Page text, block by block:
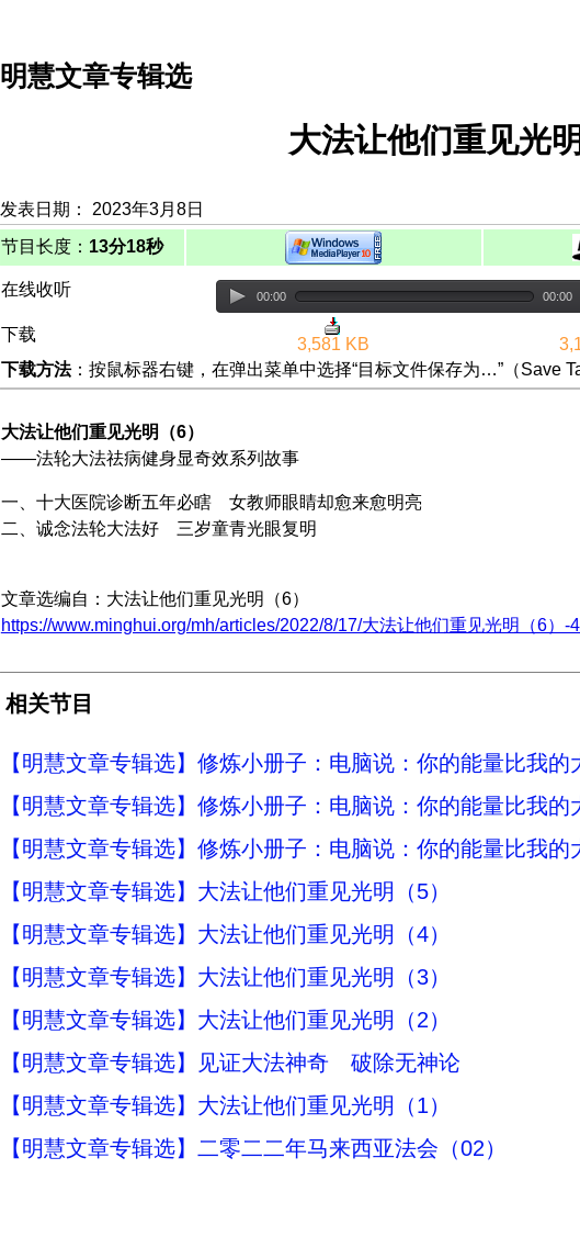
明慧文章专辑选
大法让他们重见光
发表日期： 2023年3月8日
节目长度： 13分18秒
在线收听 00:00 00:00
下载
3,581 KB
下载方法：按鼠标器右键，在弹出菜单中选择“目标文件保存为…”（Save
大法让他们重见光明（6）
——法轮大法祛病健身显奇效系列故事
一、十大医院诊断五年必瞎 女教师眼睛却愈来愈明亮
二、诚念法轮大法好 三岁童青光眼复明
文章选编自：大法让他们重见光明（6）
https://www.minghui.org/mh/articles/2022/8/17/大法让他们重见光明（6）-
相关节目
【明慧文章专辑选】修炼小册子：电脑说：你的能量比我的
【明慧文章专辑选】修炼小册子：电脑说：你的能量比我的
【明慧文章专辑选】修炼小册子：电脑说：你的能量比我的
【明慧文章专辑选】大法让他们重见光明（5）
【明慧文章专辑选】大法让他们重见光明（4）
【明慧文章专辑选】大法让他们重见光明（3）
【明慧文章专辑选】大法让他们重见光明（2）
【明慧文章专辑选】见证大法神奇 破除无神论
【明慧文章专辑选】大法让他们重见光明（1）
【明慧文章专辑选】二零二二年马来西亚法会（02）